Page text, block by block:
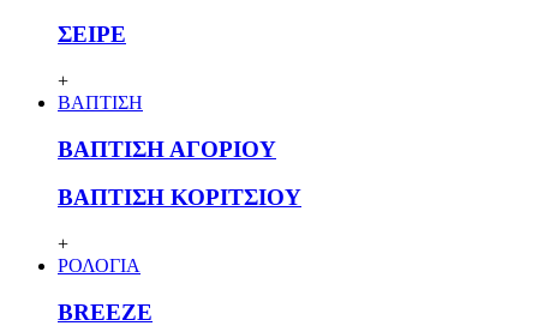
ΣΕΙΡΕ
+
ΒΑΠΤΙΣΗ
ΒΑΠΤΙΣΗ ΑΓΟΡΙΟΥ
ΒΑΠΤΙΣΗ ΚΟΡΙΤΣΙΟΥ
+
ΡΟΛΟΓΙΑ
BREEZE